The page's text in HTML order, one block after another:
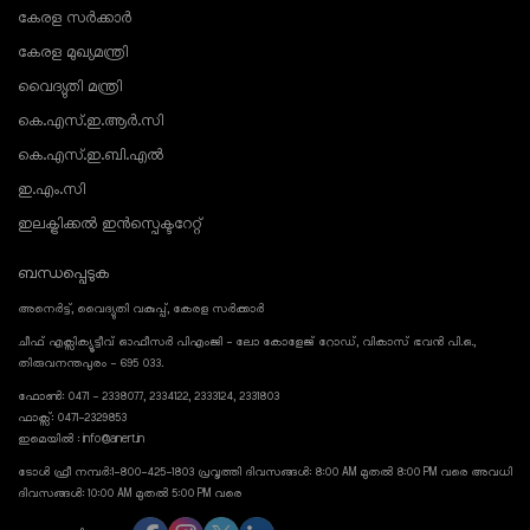
കേരള സർക്കാർ
കേരള മുഖ്യമന്ത്രി
വൈദ്യുതി മന്ത്രി
കെ.എസ്.ഇ.ആർ.സി
കെ.എസ്.ഇ.ബി.എൽ
ഇ.എം.സി
ഇലക്ട്രിക്കൽ ഇൻസ്പെക്ടറേറ്റ്
ബന്ധപ്പെടുക
അനെർട്ട്, വൈദ്യുതി വകുപ്പ്, കേരള സർക്കാർ
ചീഫ് എക്സിക്യൂട്ടീവ് ഓഫീസർ പിഎംജി - ലോ കോളേജ് റോഡ്, വികാസ് ഭവൻ പി.ഒ.,
തിരുവനന്തപുരം - 695 033.
ഫോൺ: 0471 - 2338077, 2334122, 2333124, 2331803
ഫാക്സ്: 0471-2329853
ഇമെയിൽ : info@anert.in
ടോൾ ഫ്രീ നമ്പർ:1-800-425-1803 പ്രവൃത്തി ദിവസങ്ങൾ: 8:00 AM മുതൽ 8:00 PM വരെ അവധി
ദിവസങ്ങൾ: 10:00 AM മുതൽ 5:00 PM വരെ